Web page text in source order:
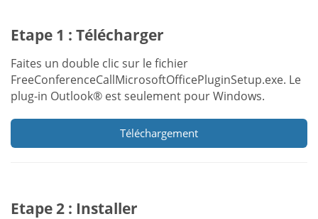
Etape 1 : Télécharger
Faites un double clic sur le fichier
FreeConferenceCallMicrosoftOfficePluginSetup.exe. Le
plug-in Outlook® est seulement pour Windows.
Téléchargement
Etape 2 : Installer